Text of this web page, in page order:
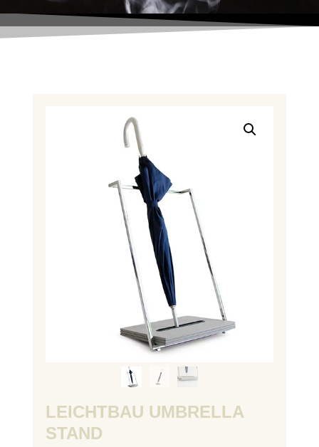
LEICHTBAU UMBRELLA
STAND